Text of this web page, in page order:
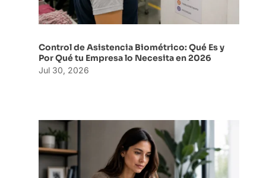
Control de Asistencia Biométrico: Qué Es y
Por Qué tu Empresa lo Necesita en 2026
Jul 30, 2026